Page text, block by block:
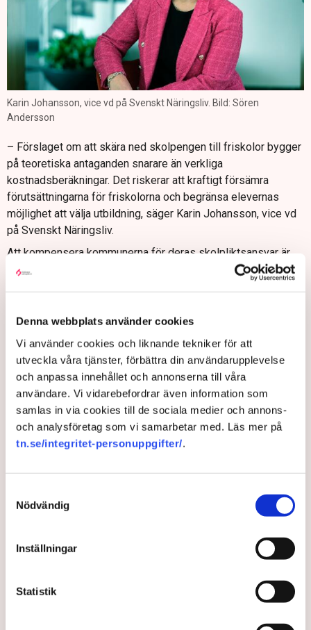
Denna webbplats använder cookies
Vi använder cookies och liknande tekniker för att
utveckla våra tjänster, förbättra din användarupplevelse
och anpassa innehållet och annonserna till våra
användare. Vi vidarebefordrar även information som
samlas in via cookies till de sociala medier och annons-
och analysföretag som vi samarbetar med. Läs mer på
tn.se/integritet-personuppgifter/.
Nödvändig
Inställningar
Statistik
Karin Johansson, vice vd på Svenskt Näringsliv. Bild: Sören
Andersson
– Förslaget om att skära ned skolpengen till friskolor bygger
på teoretiska antaganden snarare än verkliga
kostnadsberäkningar. Det riskerar att kraftigt försämra
förutsättningarna för friskolorna och begränsa elevernas
möjlighet att välja utbildning, säger Karin Johansson, vice vd
på Svenskt Näringsliv.
Att kompensera kommunerna för deras skolpliktsansvar är
rimligt, menar hon.
– Men att finansiera det genom att straffbeskatta friskolor,
både orättvist och kontraproduktivt.
– Dessa förslag riskerar att urholka utbildningens kvalitet för
hundratusentals elever. I en tid av låga kunskapsresultat och
kompetensbrist borde fokus istället ligga på att säkerställa
likvärdiga villkor för alla skolor – oavsett huvudman, säger
Karin Johansson.